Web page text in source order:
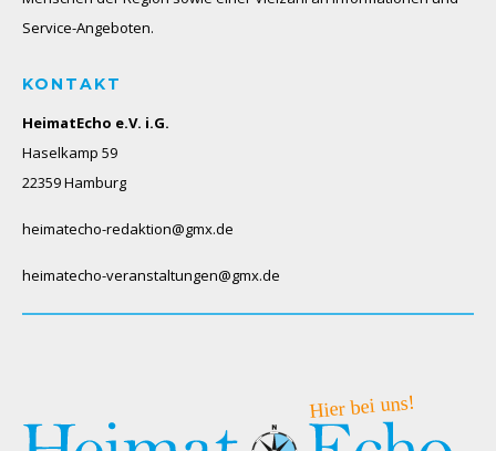
Service-Angeboten.
KONTAKT
HeimatEcho e.V. i.G.
Haselkamp 59
22359 Hamburg
heimatecho-redaktion@gmx.de
heimatecho-veranstaltungen@gmx.de